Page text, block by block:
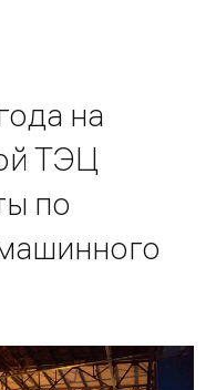
на
ТЭЦ
по